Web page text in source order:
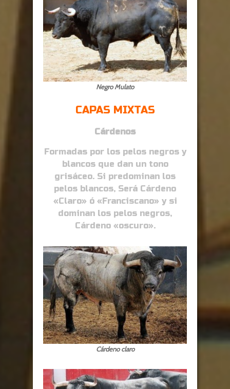
Negro Mulato
CAPAS MIXTAS
Cárdenos
Formadas por los pelos negros y
blancos que dan un tono
grisáceo. Si predominan los
pelos blancos, Será Cárdeno
«Claro» ó «Franciscano» y si
dominan los pelos negros,
Cárdeno «oscuro».
Cárdeno claro